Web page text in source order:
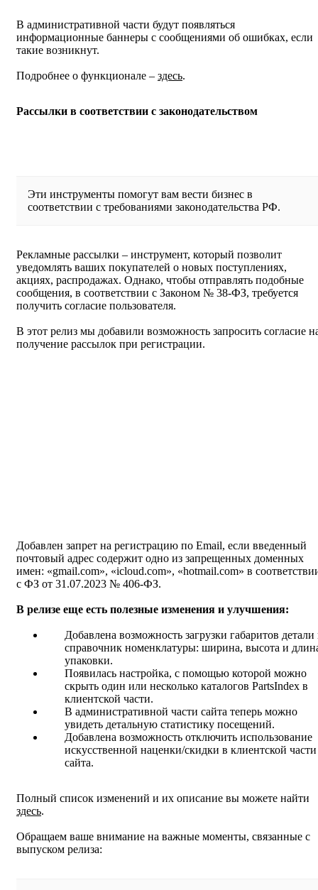
В административной части будут появляться
информационные баннеры с сообщениями об ошибках, если
такие возникнут.
Подробнее о функционале – здесь.
Рассылки в соответствии с законодательством
Эти инструменты помогут вам вести бизнес в
соответствии с требованиями законодательства РФ.
Рекламные рассылки – инструмент, который позволит
уведомлять ваших покупателей о новых поступлениях,
акциях, распродажах. Однако, чтобы отправлять подобные
сообщения, в соответствии с Законом № 38-ФЗ, требуется
получить согласие пользователя.
В этот релиз мы добавили возможность запросить согласие
получение рассылок при регистрации.
Добавлен запрет на регистрацию по Email, если введенный
почтовый адрес содержит одно из запрещенных доменных
имен: «gmail.com», «icloud.com», «hotmail.com» в
с ФЗ от 31.07.2023 № 406-ФЗ.
В релизе еще есть полезные изменения и улучшения:
Добавлена возможность загрузки габаритов детали
справочник номенклатуры: ширина, высота и
упаковки.
Появилась настройка, с помощью которой можно
скрыть один или несколько каталогов PartsIndex в
клиентской части.
В административной части сайта теперь можно
увидеть детальную статистику посещений.
Добавлена возможность отключить использование
искусственной наценки/скидки в клиентской части
сайта.
Полный список изменений и их описание вы можете найти
здесь.
Обращаем ваше внимание на важные моменты, связанные с
выпуском релиза: